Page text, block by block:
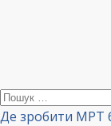
Пошук:
Де зробити МРТ